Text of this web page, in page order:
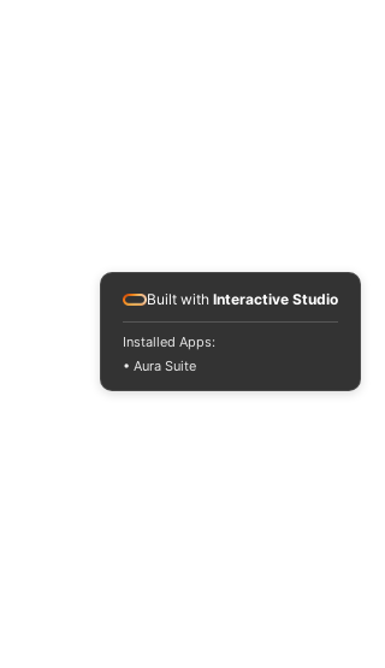
Built with Interactive Studio
Installed Apps:
• Aura Suite